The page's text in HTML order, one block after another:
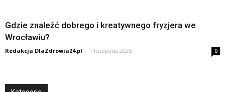
Gdzie znaleźć dobrego i kreatywnego fryzjera we
Wrocławiu?
Redakcja DlaZdrowia24.pl - 1 listopada 2025 0